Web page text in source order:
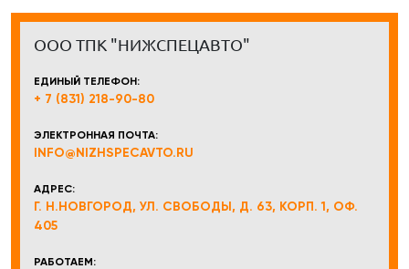
ООО ТПК "НИЖСПЕЦАВТО"
ЕДИНЫЙ ТЕЛЕФОН:
+ 7 (831) 218-90-80
ЭЛЕКТРОННАЯ ПОЧТА:
INFO@NIZHSPECAVTO.RU
АДРЕС:
Г. Н.НОВГОРОД, УЛ. СВОБОДЫ, Д. 63, КОРП. 1, ОФ.
405
РАБОТАЕМ: